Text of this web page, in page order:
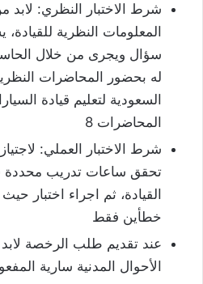
شرط الاختبار النظري: لابد
سؤال ويجرى من خلال
له بحضور المحاضرات
السعودية لتعليم قيادة
المحاضرات 8
شرط الاختبار العملي:
تحقق ساعات تدريب محددة
القيادة، ثم اجراء اختبار
خطأين فقط
عند تقديم طلب الرخصة
الأحوال المدنية سارية